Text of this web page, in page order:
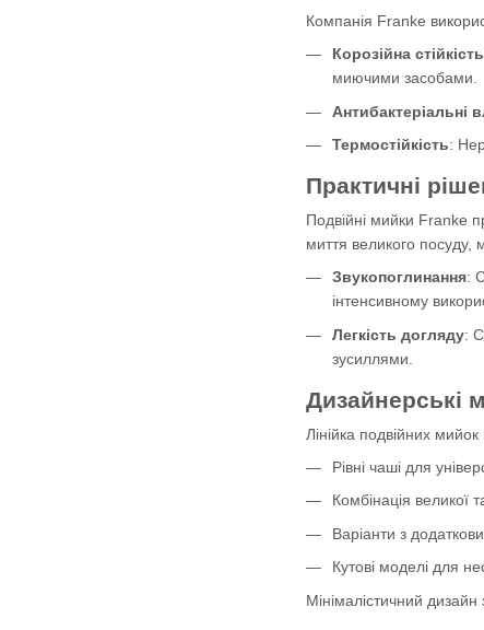
Компанія Franke
Корозійна стійкість
миючими засобами.
Антибактеріальні
Термостійкість:
Практичні
Подвійні мийки Franke
миття великого посуду,
Звукопоглинання:
інтенсивному
Легкість догляду:
зусиллями.
Дизайнерські
Лінійка подвійних
Рівні чаші для
Комбінація великої
Варіанти з
Кутові моделі для
Мінімалістичний дизайн